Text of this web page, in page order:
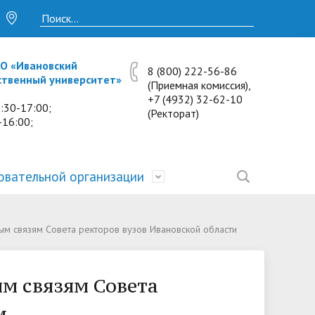
«Ивановский
университет»
17:00;
8 (800) 222-56-86
(Приемная комиссия),
+7 (4932) 32-62-10
(Ректорат)
• Исследования и проекты
• Противодействие коррупции
• Платные образовательные услуги
• Многопрофильная зимняя школа.
• Калькулятор пени
• Дистанционное обучение
• Отзывы выпускников
организации
• Образование
обеспечение и оснащённость
связям Совета ректоров вузов Ивановской области
связям Совета